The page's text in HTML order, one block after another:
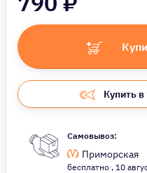
Купить
Самовывоз:
Приморская
бесплатно , 10